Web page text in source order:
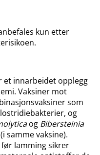
kun etter
et innarbeidet opplegg
Vaksiner mot
som
og
og Bibersteinia
samme vaksine).
før lamming sikrer